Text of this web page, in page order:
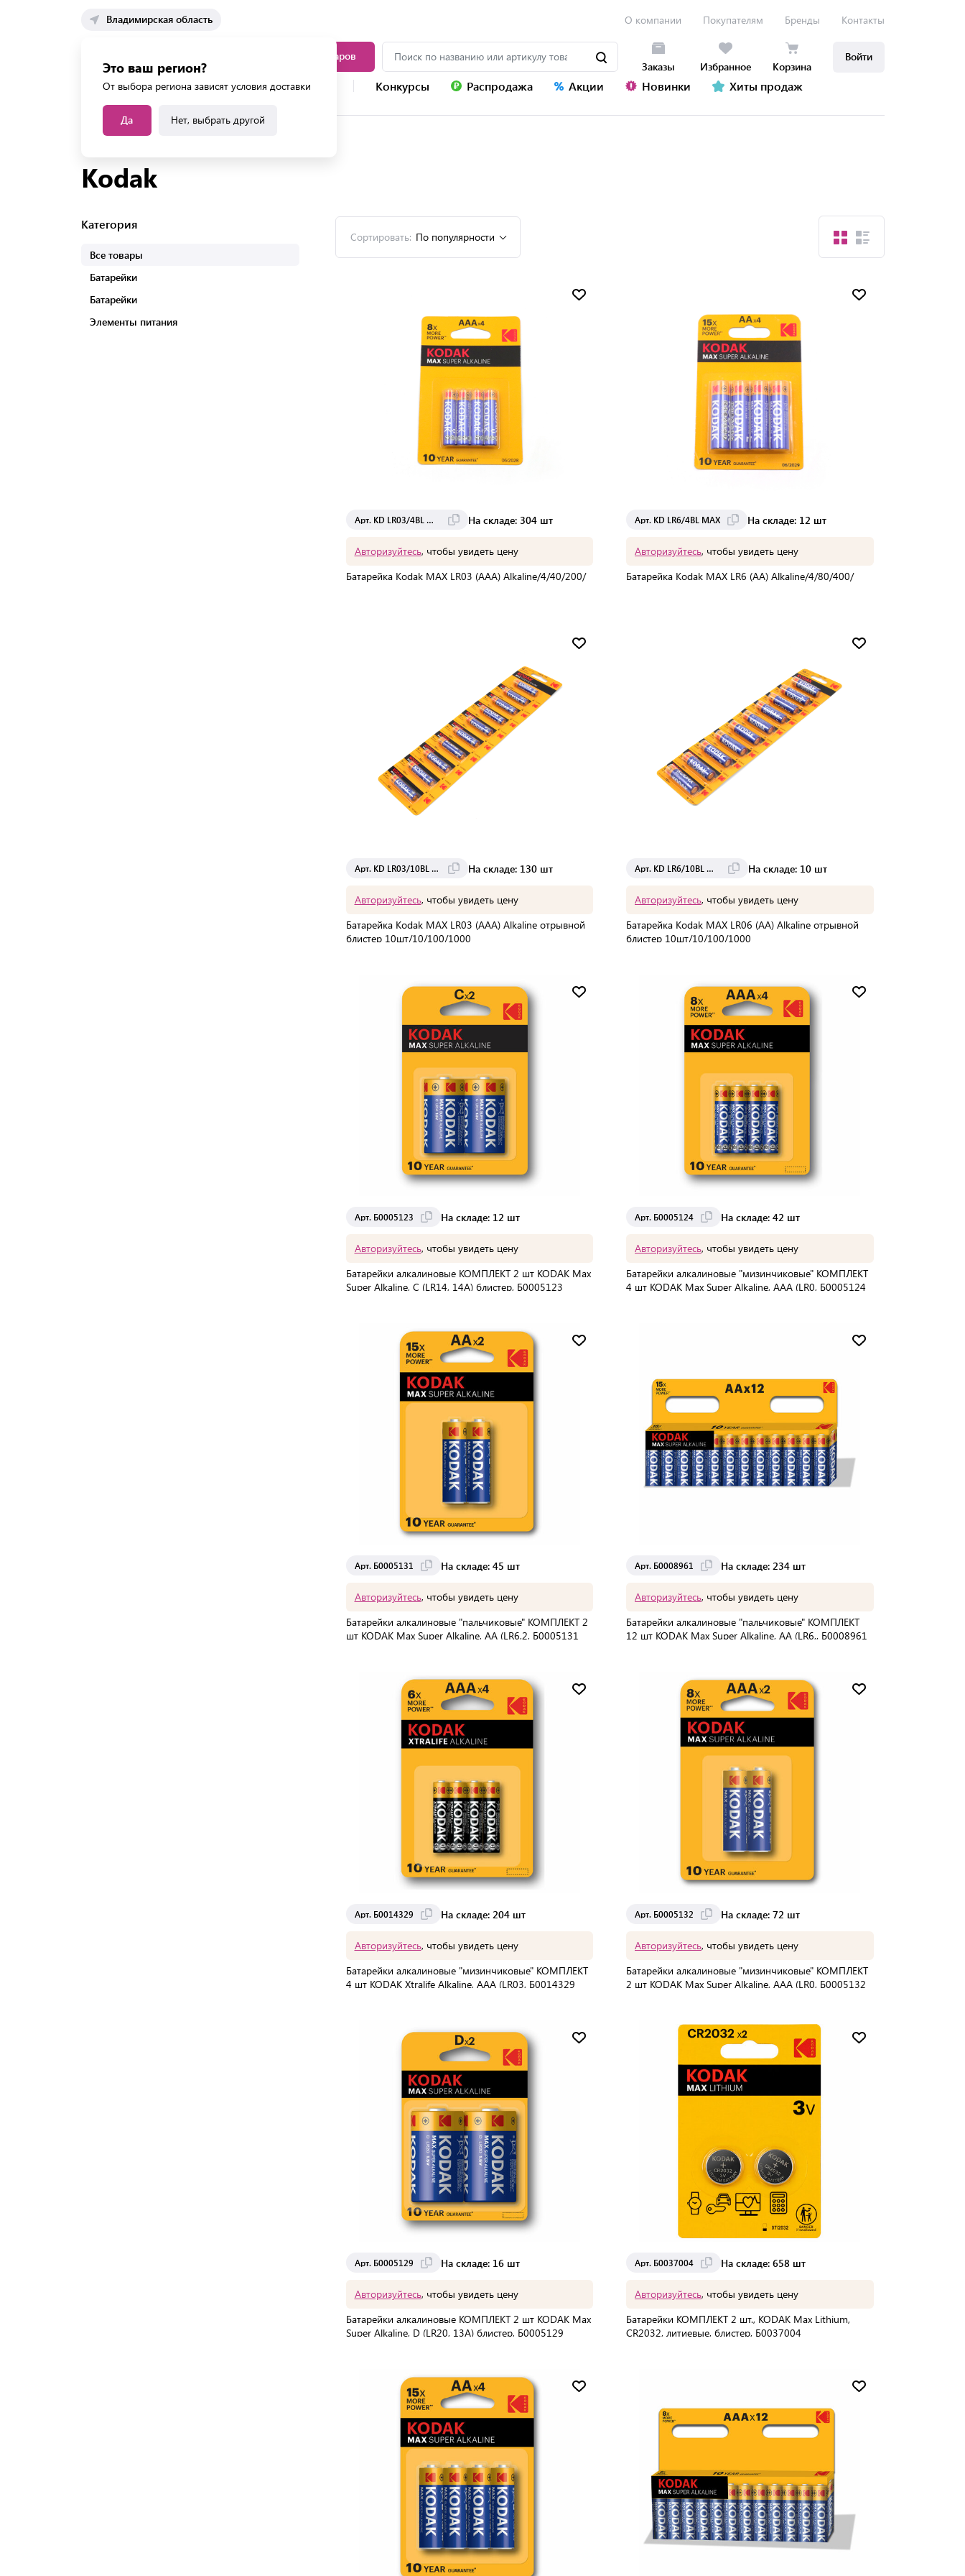
Владимирская область
Это ваш регион?
От выбора региона зависят условия доставки
Да Нет, выбрать другой
О компании Покупателям Бренды Контакты
Каталог товаров
Заказы Избранное Корзина
Войти
Каталог услуг Конкурсы Распродажа Акции Новинки Хиты продаж
Главная Бренды
Kodak
Категория
Все товары
Батарейки
Батарейки
Элементы питания
Сортировать: По популярности
Арт. KD LR03/4BL MAX На складе: 304 шт
Авторизуйтесь, чтобы увидеть цену
Батарейка Kodak MAX LR03 (AAA) Alkaline/4/40/200/
Арт. KD LR6/4BL MAX На складе: 12 шт
Авторизуйтесь, чтобы увидеть цену
Батарейка Kodak MAX LR6 (AA) Alkaline/4/80/400/
Арт. KD LR03/10BL MAX На складе: 130 шт
Авторизуйтесь, чтобы увидеть цену
Батарейка Kodak MAX LR03 (AAA) Alkaline отрывной
блистер 10шт/10/100/1000
Доставка от 7 до 14 дней
Арт. KD LR6/10BL MAX На складе: 10 шт
Авторизуйтесь, чтобы увидеть цену
Батарейка Kodak MAX LR06 (AA) Alkaline отрывной
блистер 10шт/10/100/1000
Доставка от 7 до 14 дней
Арт. Б0005123 На складе: 12 шт
Авторизуйтесь, чтобы увидеть цену
Батарейки алкалиновые КОМПЛЕКТ 2 шт KODAK Max
Super Alkaline, C (LR14, 14А) блистер, Б0005123
Доставка от 2 до 3 дней
Арт. Б0005124 На складе: 42 шт
Авторизуйтесь, чтобы увидеть цену
Батарейки алкалиновые "мизинчиковые" КОМПЛЕКТ
4 шт KODAK Max Super Alkaline, ААА (LR0, Б0005124
Арт. Б0005131 На складе: 45 шт
Авторизуйтесь, чтобы увидеть цену
Батарейки алкалиновые "пальчиковые" КОМПЛЕКТ 2
шт KODAK Max Super Alkaline, АА (LR6,2, Б0005131
Доставка от 2 до 3 дней
Арт. Б0008961 На складе: 234 шт
Авторизуйтесь, чтобы увидеть цену
Батарейки алкалиновые "пальчиковые" КОМПЛЕКТ
12 шт KODAK Max Super Alkaline, АА (LR6,, Б0008961
Доставка от 2 до 3 дней
Арт. Б0014329 На складе: 204 шт
Авторизуйтесь, чтобы увидеть цену
Батарейки алкалиновые "мизинчиковые" КОМПЛЕКТ
4 шт KODAK Xtralife Alkaline, ААА (LR03, Б0014329
Доставка от 2 до 3 дней
Арт. Б0005132 На складе: 72 шт
Авторизуйтесь, чтобы увидеть цену
Батарейки алкалиновые "мизинчиковые" КОМПЛЕКТ
2 шт KODAK Max Super Alkaline, ААА (LR0, Б0005132
Доставка от 2 до 3 дней
Арт. Б0005129 На складе: 16 шт
Авторизуйтесь, чтобы увидеть цену
Батарейки алкалиновые КОМПЛЕКТ 2 шт KODAK Max
Super Alkaline, D (LR20, 13А) блистер, Б0005129
Доставка от 2 до 3 дней
Арт. Б0037004 На складе: 658 шт
Авторизуйтесь, чтобы увидеть цену
Батарейки КОМПЛЕКТ 2 шт., KODAK Max Lithium,
CR2032, литиевые, блистер, Б0037004